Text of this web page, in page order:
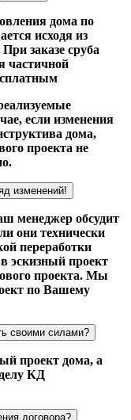
дома по
исходя из
заказе сруба
частичной
если изменения
дома,
проекта не
изменений!
менеджер обсудит
они технически
переработки
эскизный проект
проекта. Мы
по Вашему
своими силами?
проект дома, а
КД
договора?